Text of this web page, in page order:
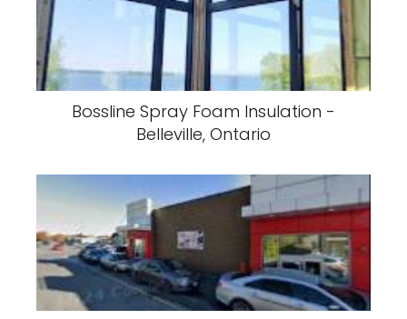
Bossline Spray Foam Insulation -
Belleville, Ontario